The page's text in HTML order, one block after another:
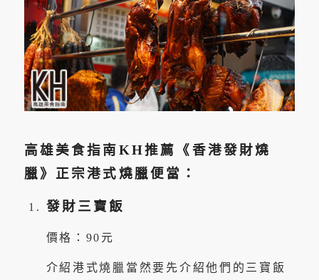
高雄美食指南KH推薦《香港發財燒
臘》正宗港式燒臘便當：
發財三寶飯
價格：90元
介紹港式燒臘當然要先介紹他們的三寶飯